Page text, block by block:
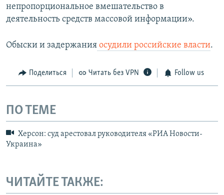
непропорциональное вмешательство в
деятельность средств массовой информации».
Обыски и задержания осудили российские власти.
Поделиться Читать без VPN Follow us
ПО ТЕМЕ
Херсон: суд арестовал руководителя «РИА Новости-
Украина»
ЧИТАЙТЕ ТАКЖЕ: